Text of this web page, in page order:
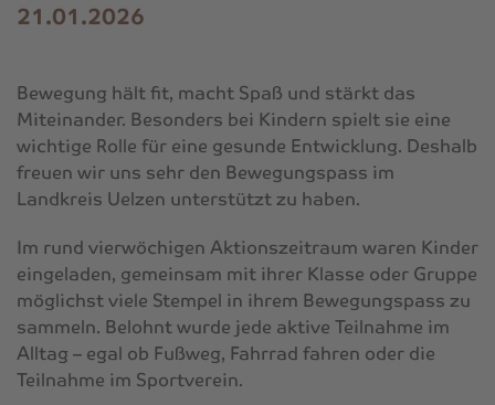
21.01.2026
Bewegung hält fit, macht Spaß und stärkt das
Miteinander. Besonders bei Kindern spielt sie eine
wichtige Rolle für eine gesunde Entwicklung. Deshalb
freuen wir uns sehr den Bewegungspass im
Landkreis Uelzen unterstützt zu haben.
Im rund vierwöchigen Aktionszeitraum waren Kinder
eingeladen, gemeinsam mit ihrer Klasse oder Gruppe
möglichst viele Stempel in ihrem Bewegungspass zu
sammeln. Belohnt wurde jede aktive Teilnahme im
Alltag – egal ob Fußweg, Fahrrad fahren oder die
Teilnahme im Sportverein.